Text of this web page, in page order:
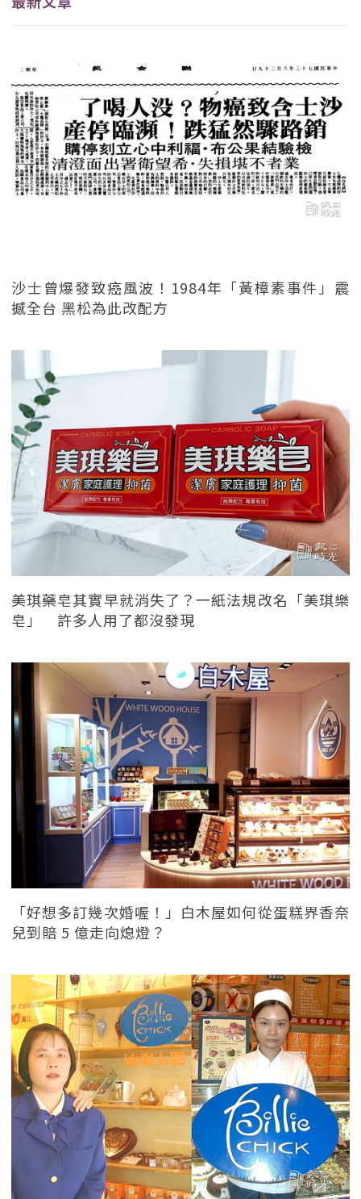
沙士曾爆發致癌風波！1984年「黃樟素事件」震
撼全台 黑松為此改配方
美琪藥皂其實早就消失了？一紙法規改名「美琪樂
皂」 許多人用了都沒發現
「好想多訂幾次婚喔！」白木屋如何從蛋糕界香奈
兒到賠 5 億走向熄燈？